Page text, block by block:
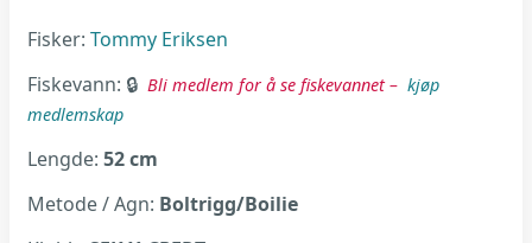
Fisker: Tommy Eriksen
Fiskevann:
Bli medlem for å se fiskevannet – kjøp
medlemskap
Lengde: 52 cm
Metode / Agn: Boltrigg/Boilie